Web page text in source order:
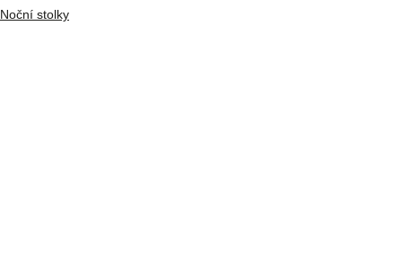
Noční stolky